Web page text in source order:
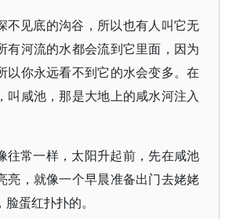
不见底的沟谷，所以也有人叫它无
有河流的水都会流到它里面，因为
以你永远看不到它的水会变多。在
叫咸池，那是大地上的咸水河注入
往常一样，太阳升起前，先在咸池
亮，就像一个早晨准备出门去姥姥
蛋红扑扑的。